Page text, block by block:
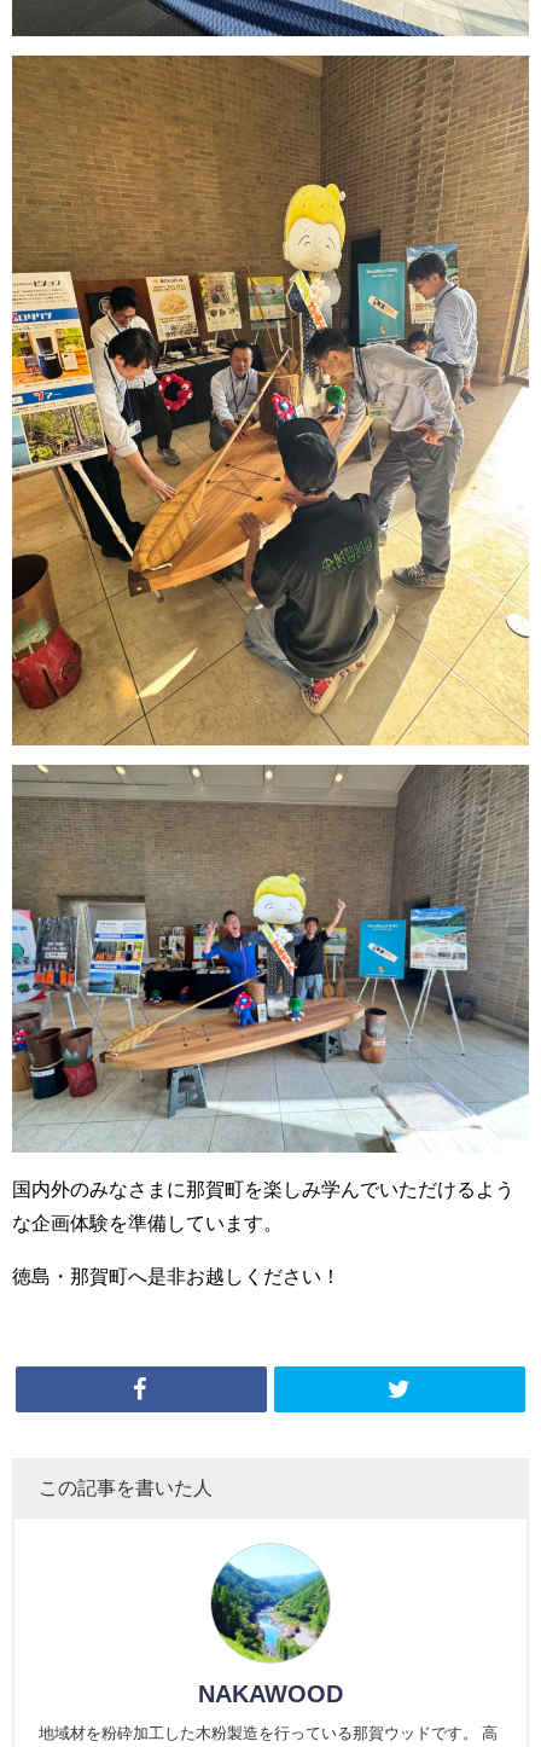
国内外のみなさまに那賀町を楽しみ学んでいただけるよう
な企画体験を準備しています。
徳島・那賀町へ是非お越しください！
この記事を書いた人
NAKAWOOD
地域材を粉砕加工した木粉製造を行っている那賀ウッドです。 高